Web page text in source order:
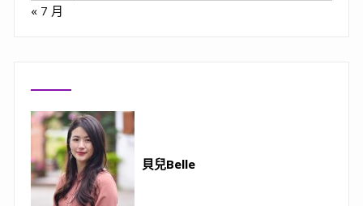
« 7 月
貝兒Belle